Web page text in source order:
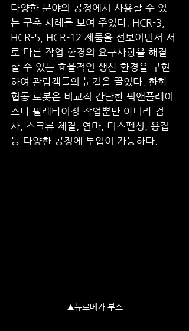
다양한 분야의 공정에서 사용할 수 있
는 구축 사례를 보여 주었다. HCR-3,
HCR-5, HCR-12 제품을 선보이면서 서
로 다른 작업 환경의 요구사항을 해결
할 수 있는 효율적인 생산 환경을 구현
하여 관람객들의 눈길을 끌었다. 한화
협동 로봇은 비교적 간단한 픽앤플레이
스나 팔레타이징 작업뿐만 아니라 검
사, 스크류 체결, 연마, 디스펜싱, 용접
등 다양한 공정에 투입이 가능하다.
▲뉴로메카 부스